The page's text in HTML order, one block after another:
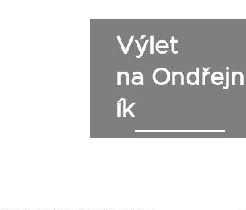
Výlet
na Ondřejn
ík